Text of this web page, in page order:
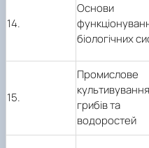
14.
Основи
біологічних
15.
Промислове
культивування
грибів та
водоростей